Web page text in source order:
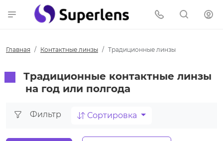
Главная Контактные линзы Традиционные линзы
Традиционные контактные линзы
на год или полгода
Фильтр Сортировка